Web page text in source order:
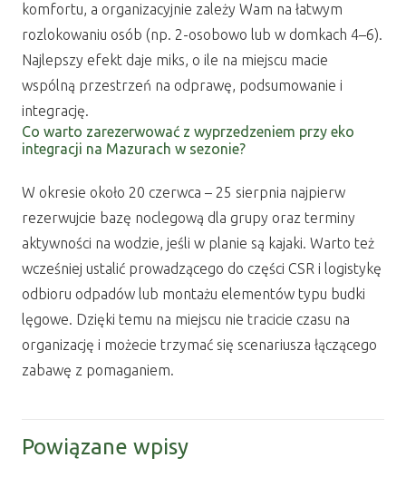
komfortu, a organizacyjnie zależy Wam na łatwym
rozlokowaniu osób (np. 2-osobowo lub w domkach 4–6).
Najlepszy efekt daje miks, o ile na miejscu macie
wspólną przestrzeń na odprawę, podsumowanie i
integrację.
Co warto zarezerwować z wyprzedzeniem przy eko
integracji na Mazurach w sezonie?
W okresie około 20 czerwca – 25 sierpnia najpierw
rezerwujcie bazę noclegową dla grupy oraz terminy
aktywności na wodzie, jeśli w planie są kajaki. Warto też
wcześniej ustalić prowadzącego do części CSR i logistykę
odbioru odpadów lub montażu elementów typu budki
lęgowe. Dzięki temu na miejscu nie tracicie czasu na
organizację i możecie trzymać się scenariusza łączącego
zabawę z pomaganiem.
Powiązane wpisy